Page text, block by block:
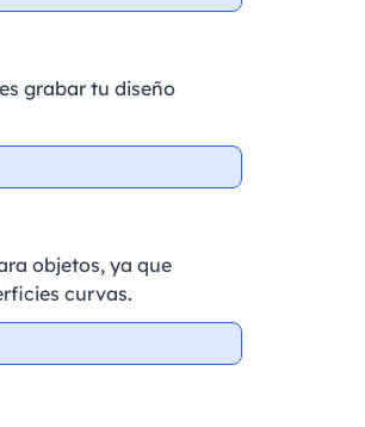
grabar tu diseño
objetos, ya que
curvas.